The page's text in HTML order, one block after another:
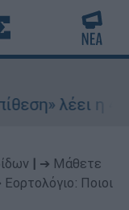
λέει η
➔ Μάθετε
Ποιοι